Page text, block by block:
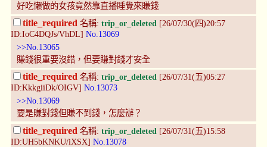
好吃懶做的女孩竟然靠直播睡覺來賺錢
title_required 名稱: trip_or_deleted [26/07/30(四)20:57
ID:IoC4DQJs/VhDL] No.13069
>>No.13065
賺錢很重要沒錯，但要賺對錢才安全
title_required 名稱: trip_or_deleted [26/07/31(五)05:27
ID:KkkgiiDk/OIGV] No.13073
>>No.13069
要是賺對錢但賺不到錢，怎麼辦？
title_required 名稱: trip_or_deleted [26/07/31(五)15:58
ID:UH5bKNKU/iXSX] No.13078